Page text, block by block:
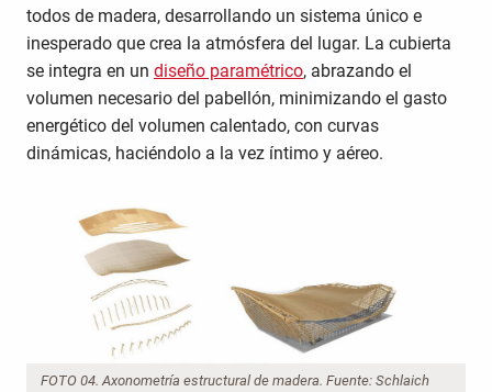
todos de madera, desarrollando un sistema único e
inesperado que crea la atmósfera del lugar. La cubierta
se integra en un diseño paramétrico, abrazando el
volumen necesario del pabellón, minimizando el gasto
energético del volumen calentado, con curvas
dinámicas, haciéndolo a la vez íntimo y aéreo.
FOTO 04. Axonometría estructural de madera. Fuente: Schlaich